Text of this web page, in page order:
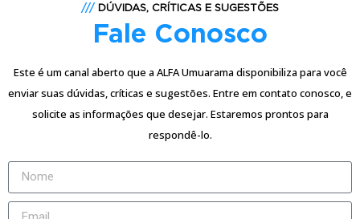
///DÚVIDAS, CRÍTICAS E SUGESTÕES
Fale Conosco
Este é um canal aberto que a ALFA Umuarama disponibiliza para você
enviar suas dúvidas, críticas e sugestões. Entre em contato conosco, e
solicite as informações que desejar. Estaremos prontos para
respondê-lo.